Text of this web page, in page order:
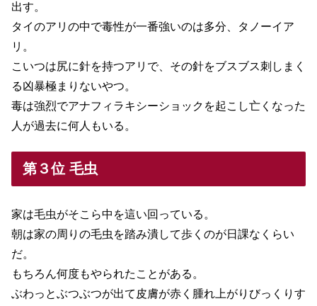
出す。
タイのアリの中で毒性が一番強いのは多分、タノーイア
リ。
こいつは尻に針を持つアリで、その針をブスブス刺しまく
る凶暴極まりないやつ。
毒は強烈でアナフィラキシーショックを起こし亡くなった
人が過去に何人もいる。
第３位 毛虫
家は毛虫がそこら中を這い回っている。
朝は家の周りの毛虫を踏み潰して歩くのが日課なくらい
だ。
もちろん何度もやられたことがある。
ぶわっとぶつぶつが出て皮膚が赤く腫れ上がりびっくりす